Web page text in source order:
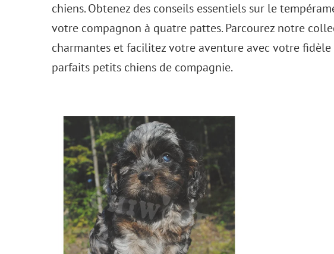
chiens. Obtenez des conseils essentiels sur le
votre compagnon à quatre pattes. Parcourez notre
charmantes et facilitez votre aventure avec votre fidèle
parfaits petits chiens de compagnie.
Race Cockapoo F1, F1B et F2
Le Cockapoo